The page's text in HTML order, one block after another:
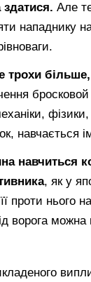
здатися. Але
нападнику
більше,
фізики,
навчається
навчиться
, як у
проти нього
ворога можна